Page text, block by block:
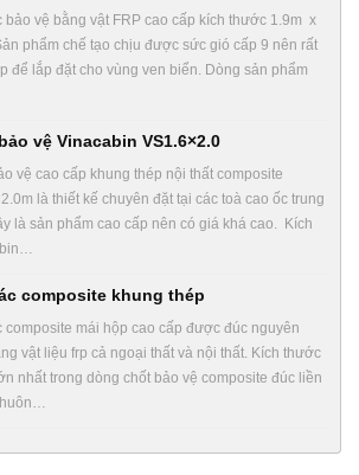
bảo vệ bằng vật FRP cao cấp kích thước 1.9m x
phẩm chế tạo chịu được sức gió cấp 9 nên rất
để lắp đặt cho vùng ven biển. Dòng sản phẩm
vệ Vinacabin VS1.6×2.0
vệ cao cấp khung thép nội thất composite
là thiết kế chuyên đặt tại các toà cao ốc trung
là sản phẩm cao cấp nên có giá khá cao. Kích
composite khung thép
composite mái hộp cao cấp được đúc nguyên
vật liệu frp cả ngoại thất và nội thất. Kích thước
nhất trong dòng chốt bảo vệ composite đúc liền